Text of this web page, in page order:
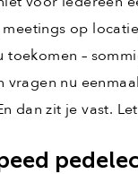
op
toekomen –
vragen nu
dan zit je vast.